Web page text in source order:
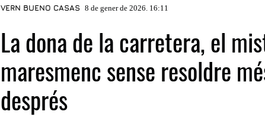
VERN BUENO CASAS 8 de gener de 2026. 16:11
La dona de la carretera, el
maresmenc sense resoldre
després